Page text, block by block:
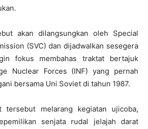
akan dilangsungkan oleh Special
(SVC) dan dijadwalkan sesegera
fokus membahas traktat bertajuk
Nuclear Forces (INF) yang pernah
bersama Uni Soviet di tahun 1987.
tersebut melarang kegiatan ujicoba,
senjata rudal jelajah darat